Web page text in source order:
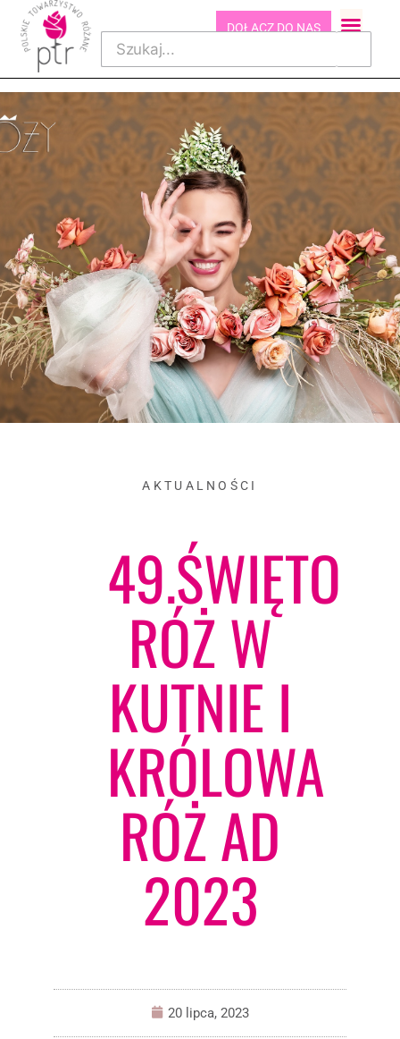
DOŁĄCZ DO NAS
AKTUALNOŚCI
49.ŚWIĘTO
RÓŻ W
KUTNIE I
KRÓLOWA
RÓŻ AD
2023
20 lipca, 2023